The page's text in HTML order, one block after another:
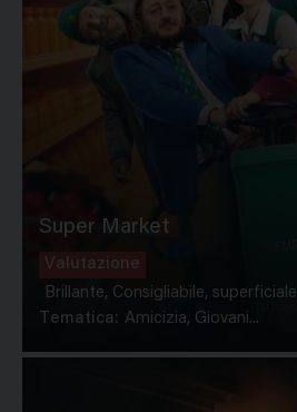
Super Market
Valutazione
Brillante, Consigliabile, superficiale
Tematica: Amicizia, Giovani...